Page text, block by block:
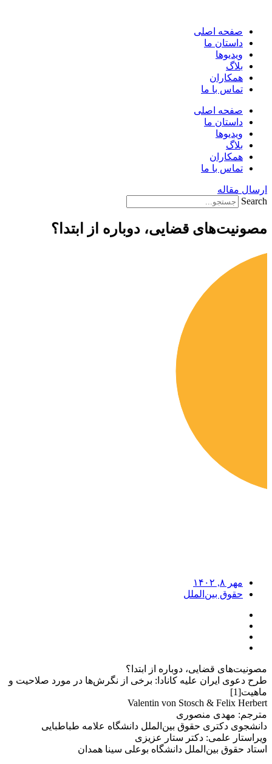
محتوا
صفحه اصلی
داستان ما
ویدیوها
بلاگ
همکاران
تماس با ما
صفحه اصلی
داستان ما
ویدیوها
بلاگ
همکاران
تماس با ما
ارسال مقاله
Search
مصونیت‌های قضایی، دوباره از ابتدا؟
مهر ۸, ۱۴۰۲
حقوق بین‌الملل
مصونیت‌های قضایی، دوباره از ابتدا؟
طرح دعوی ایران علیه کانادا: برخی از نگرش‌ها در مورد صلاحیت و
ماهیت[1]
Valentin von Stosch & Felix Herbert
مترجم: مهدی منصوری
دانشجوی دکتری حقوق بین‌الملل دانشگاه علامه طباطبایی
ویراستار علمی: دکتر ستار عزیزی
استاد حقوق بین‌الملل دانشگاه بوعلی سینا همدان